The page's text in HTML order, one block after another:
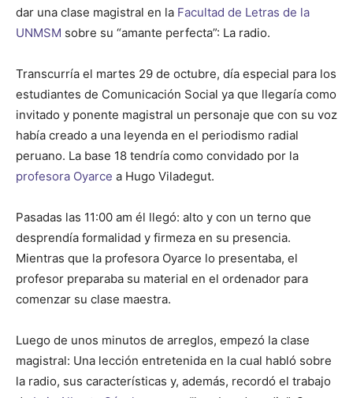
dar una clase magistral en la Facultad de Letras de la
UNMSM sobre su “amante perfecta”: La radio.
Transcurría el martes 29 de octubre, día especial para los
estudiantes de Comunicación Social ya que llegaría como
invitado y ponente magistral un personaje que con su voz
había creado a una leyenda en el periodismo radial
peruano. La base 18 tendría como convidado por la
profesora Oyarce a Hugo Viladegut.
Pasadas las 11:00 am él llegó: alto y con un terno que
desprendía formalidad y firmeza en su presencia.
Mientras que la profesora Oyarce lo presentaba, el
profesor preparaba su material en el ordenador para
comenzar su clase maestra.
Luego de unos minutos de arreglos, empezó la clase
magistral: Una lección entretenida en la cual habló sobre
la radio, sus características y, además, recordó el trabajo